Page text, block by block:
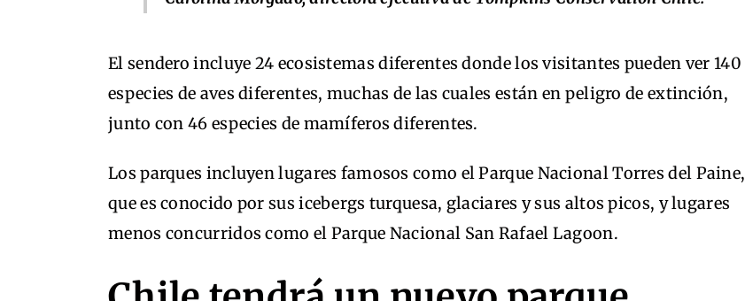
El sendero incluye 24 ecosistemas diferentes donde los visitantes pueden ver 140
especies de aves diferentes, muchas de las cuales están en peligro de extinción,
junto con 46 especies de mamíferos diferentes.
Los parques incluyen lugares famosos como el Parque Nacional Torres del Paine,
que es conocido por sus icebergs turquesa, glaciares y sus altos picos, y lugares
menos concurridos ​​como el Parque Nacional San Rafael Lagoon.